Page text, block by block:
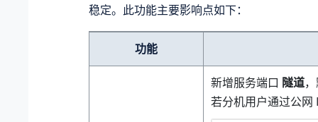
稳定。 此功能主要影响点如下：
功能
新增服务端口 隧道
若分机用户通过公网